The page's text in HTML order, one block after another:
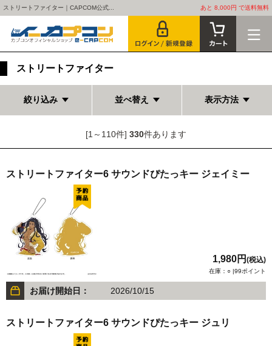
ストリートファイター｜CAPCOM公式... あと 8,000円 で送料無料
ストリートファイター
絞り込み 並べ替え 表示方法
[1～110件] 330件あります
ストリートファイター6 サウンドぴたっキー ジェイミー
1,980円 (税込)
在庫：○ |99ポイント
お届け開始日： 2026/10/15
ストリートファイター6 サウンドぴたっキー ジュリ